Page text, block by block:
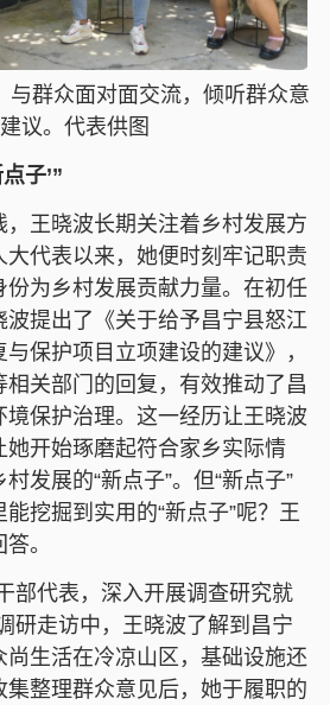
群众面对面交流，倾听群众意
议。代表供图
子’”
王晓波长期关注着乡村发展方
大代表以来，她便时刻牢记职责
为乡村发展贡献力量。在初任
提出了《关于给予昌宁县怒江
保护项目立项建设的建议》，
关部门的回复，有效推动了昌
境保护治理。这一经历让王晓波
开始琢磨起符合家乡实际情
发展的“新点子”。但“新点子”
挖掘到实用的“新点子”呢？王
。
代表，深入开展调查研究就
研走访中，王晓波了解到昌宁
尚生活在冷凉山区，基础设施还
集整理群众意见后，她于履职的